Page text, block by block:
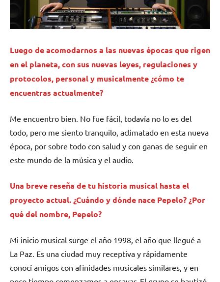
Luego de acomodarnos a las nuevas épocas que rigen
en el planeta, con sus nuevas leyes, regulaciones y
protocolos, personal y musicalmente ¿cómo te
encuentras actualmente?
Me encuentro bien. No fue fácil, todavía no lo es del
todo, pero me siento tranquilo, aclimatado en esta nueva
época, por sobre todo con salud y con ganas de seguir en
este mundo de la música y el audio.
Una breve reseña de tu historia musical hasta el
proyecto actual. ¿Cuándo y dónde nace Pepelo? ¿Por
qué del nombre, Pepelo?
Mi inicio musical surge el año 1998, el año que llegué a
La Paz. Es una ciudad muy receptiva y rápidamente
conocí amigos con afinidades musicales similares, y en